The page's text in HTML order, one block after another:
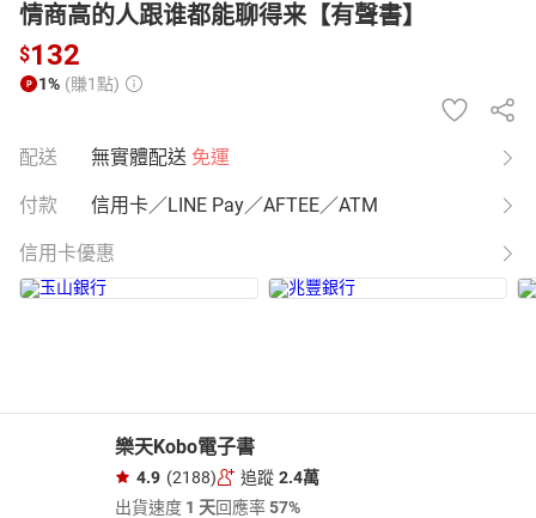
情商高的人跟谁都能聊得来【有聲書】
$132
1% (賺1點)
配送 無實體配送 免運
付款 信用卡／LINE Pay／AFTEE／ATM
信用卡優惠
樂天Kobo電子書
4.9 (2188) 追蹤 2.4萬
出貨速度 1 天回應率57%